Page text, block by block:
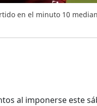
en el minuto 10
al imponerse este